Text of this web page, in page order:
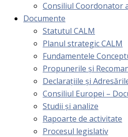
Consiliul Coordonator
Documente
Statutul CALM
Planul strategic CALM
Fundamentele
Propunerile și
Declarațiile și
Consiliul Europei –
Studii și analize
Rapoarte de activitate
Procesul legislativ